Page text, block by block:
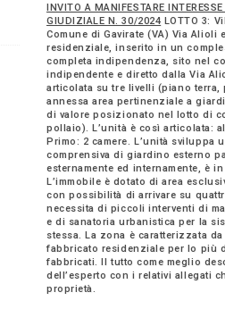
INVITO A MANIFESTARE
GIUDIZIALE N. 30/2024 LOTTO 3:
Comune di Gavirate (VA) Via
residenziale, inserito in un
completa indipendenza, sito nel
indipendente e diretto dalla Via
articolata su tre livelli (piano
annessa area pertinenziale a
di valore posizionato nel lotto di
pollaio). L’unità è così articolata:
Primo: 2 camere. L’unità sviluppa
comprensiva di giardino esterno
esternamente ed internamente, è
L’immobile è dotato di area
con possibilità di arrivare su
necessita di piccoli interventi di
e di sanatoria urbanistica per la
stessa. La zona è caratterizzata
fabbricato residenziale per lo più
fabbricati. Il tutto come meglio
dell’esperto con i relativi allegati
proprietà.